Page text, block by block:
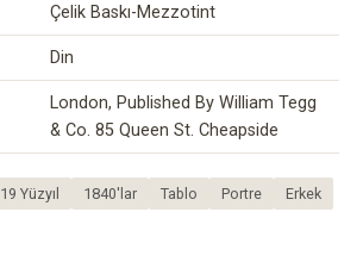
Çelik Baskı-Mezzotint
Din
London, Published By William Tegg
& Co. 85 Queen St. Cheapside
19 Yüzyıl 1840'lar Tablo Portre
Erkek